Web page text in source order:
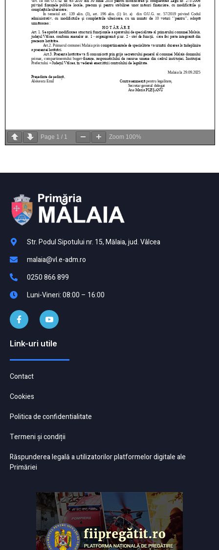
Page 1 / 1 Zoom 100%
Str. Podul Sipotului nr. 15, Mălaia, jud. Vâlcea
malaia@vl.e-adm.ro
0250 866 899
Luni-Vineri: 08:00 – 16:00
Link-uri utile
Contact
Cookies
Politica de confidentialitate
Termeni și condiții
Răspunderea legală a utilizatorilor platformelor digitale ale
Primăriei